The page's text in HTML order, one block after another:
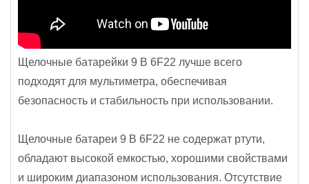
Щелочные батарейки 9 В 6F22 лучше всего
подходят для мультиметра, обеспечивая
безопасность и стабильность при использовании.
Щелочные батареи 9 В 6F22 не содержат ртути,
обладают высокой емкостью, хорошими свойствами
и широким диапазоном использования. Отсутствие